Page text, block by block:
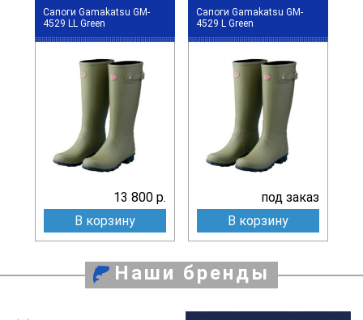
Сапоги Gamakatsu GM-
4529 LL Green
13 800 р.
В корзину
Сапоги Gamakatsu GM-
4529 L Green
под заказ
В корзину
Наши бренды